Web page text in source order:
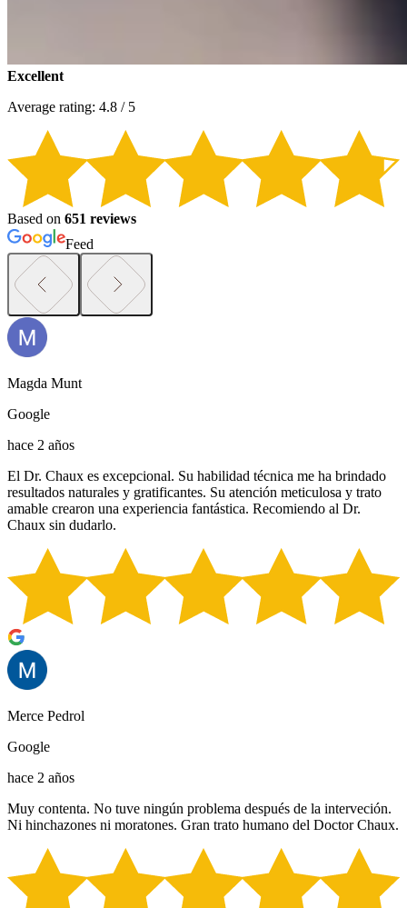
Excellent
Average rating: 4.8 / 5
Based on 651 reviews
Feed
Magda Munt
Google
hace 2 años
El Dr. Chaux es excepcional. Su habilidad técnica me ha brindado
resultados naturales y gratificantes. Su atención meticulosa y trato
amable crearon una experiencia fantástica. Recomiendo al Dr.
Chaux sin dudarlo.
Merce Pedrol
Google
hace 2 años
Muy contenta. No tuve ningún problema después de la interveción.
Ni hinchazones ni moratones. Gran trato humano del Doctor Chaux.